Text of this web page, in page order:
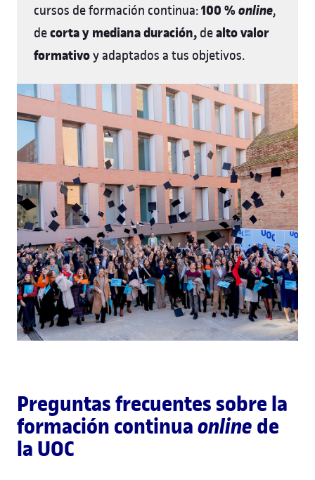
cursos de formación continua:100 %online,
decorta y mediana duración, dealto valor
formativoy adaptados a tus objetivos.
Preguntas frecuentes sobre la
formación continuaonline de
la UOC